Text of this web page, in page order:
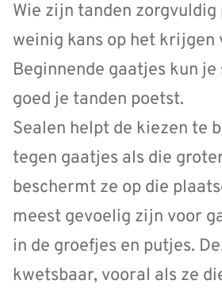
Wie zijn tanden
weinig kans op het krijgen
Beginnende gaatjes kun je
goed je tanden poetst.
Sealen helpt de kiezen te
tegen gaatjes als die
beschermt ze op die
meest gevoelig zijn voor
in de groefjes en putjes.
kwetsbaar, vooral als ze